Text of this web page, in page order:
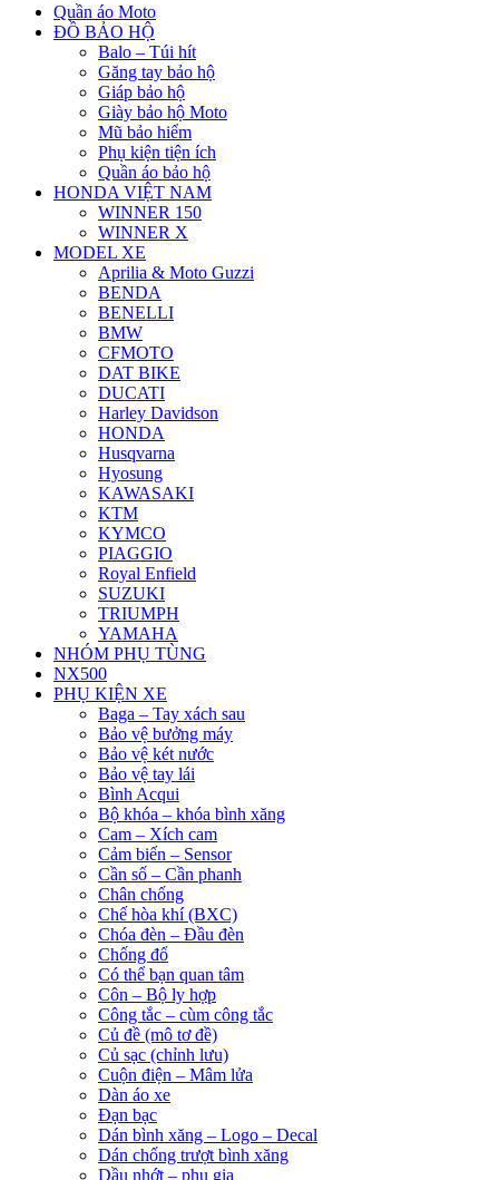
Quần áo Moto
ĐỒ BẢO HỘ
Balo – Túi hít
Găng tay bảo hộ
Giáp bảo hộ
Giày bảo hộ Moto
Mũ bảo hiểm
Phụ kiện tiện ích
Quần áo bảo hộ
HONDA VIỆT NAM
WINNER 150
WINNER X
MODEL XE
Aprilia & Moto Guzzi
BENDA
BENELLI
BMW
CFMOTO
DAT BIKE
DUCATI
Harley Davidson
HONDA
Husqvarna
Hyosung
KAWASAKI
KTM
KYMCO
PIAGGIO
Royal Enfield
SUZUKI
TRIUMPH
YAMAHA
NHÓM PHỤ TÙNG
NX500
PHỤ KIỆN XE
Baga – Tay xách sau
Bảo vệ bưởng máy
Bảo vệ két nước
Bảo vệ tay lái
Bình Acqui
Bộ khóa – khóa bình xăng
Cam – Xích cam
Cảm biến – Sensor
Cần số – Cần phanh
Chân chống
Chế hòa khí (BXC)
Chóa đèn – Đầu đèn
Chống đổ
Có thể bạn quan tâm
Côn – Bộ ly hợp
Công tắc – cùm công tắc
Củ đề (mô tơ đề)
Củ sạc (chỉnh lưu)
Cuộn điện – Mâm lửa
Dàn áo xe
Đạn bạc
Dán bình xăng – Logo – Decal
Dán chống trượt bình xăng
Dầu nhớt – phụ gia